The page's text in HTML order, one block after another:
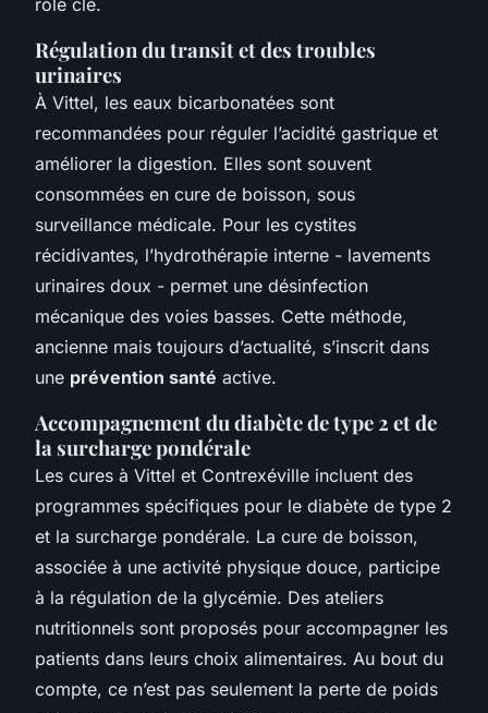
Régulation du transit et des troubles
urinaires
À Vittel, les eaux bicarbonatées sont
recommandées pour réguler l’acidité gastrique et
améliorer la digestion. Elles sont souvent
consommées en cure de boisson, sous
surveillance médicale. Pour les cystites
récidivantes, l’hydrothérapie interne - lavements
urinaires doux - permet une désinfection
mécanique des voies basses. Cette méthode,
ancienne mais toujours d’actualité, s’inscrit dans
une prévention santé active.
Accompagnement du diabète de type 2 et de
la surcharge pondérale
Les cures à Vittel et Contrexéville incluent des
programmes spécifiques pour le diabète de type 2
et la surcharge pondérale. La cure de boisson,
associée à une activité physique douce, participe
à la régulation de la glycémie. Des ateliers
nutritionnels sont proposés pour accompagner les
patients dans leurs choix alimentaires. Au bout du
compte, ce n’est pas seulement la perte de poids